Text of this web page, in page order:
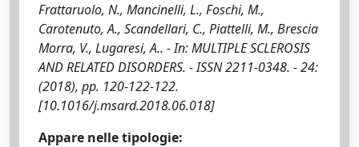
Frattaruolo, N., Mancinelli, L., Foschi, M.,
Carotenuto, A., Scandellari, C., Piattelli, M., Brescia
Morra, V., Lugaresi, A.. - In: MULTIPLE SCLEROSIS
AND RELATED DISORDERS. - ISSN 2211-0348. - 24:
(2018), pp. 120-122-122.
[10.1016/j.msard.2018.06.018]
Appare nelle tipologie: